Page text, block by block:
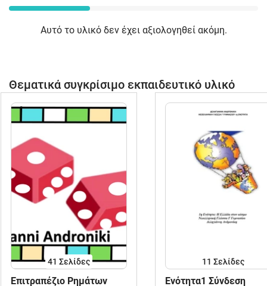
Αυτό το υλικό δεν έχει αξιολογηθεί ακόμη.
Θεματικά συγκρίσιμο εκπαιδευτικό υλικό
41 Σελίδες
Επιτραπέζιο Ρημάτων
11 Σελίδες
Ενότητα1 Σύνδεση